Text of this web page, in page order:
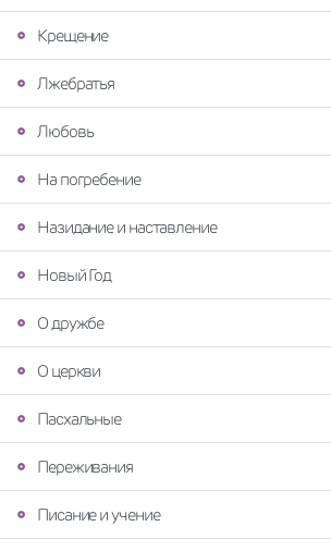
Крещение
Лжебратья
Любовь
На погребение
Назидание и наставление
Новый Год
О дружбе
О церкви
Пасхальные
Переживания
Писание и учение